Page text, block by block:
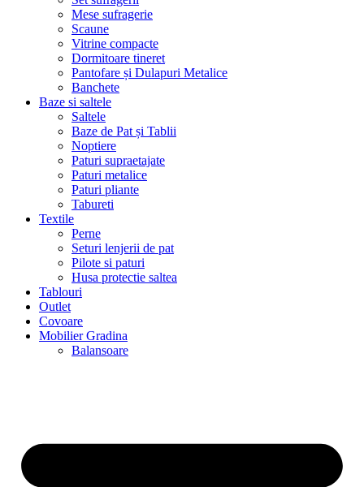
Mese sufragerie
Scaune
Vitrine compacte
Dormitoare tineret
Pantofare și Dulapuri Metalice
Banchete
Baze si saltele
Saltele
Baze de Pat și Tablii
Noptiere
Paturi supraetajate
Paturi metalice
Paturi pliante
Tabureti
Textile
Perne
Seturi lenjerii de pat
Pilote si paturi
Husa protectie saltea
Tablouri
Outlet
Covoare
Mobilier Gradina
Balansoare